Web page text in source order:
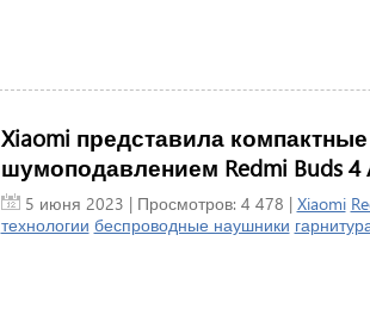
Xiaomi представила
шумоподавлением Redmi Buds 4
5 июня 2023 | Просмотров: 4 478 | Xiaomi
технологии беспроводные наушники